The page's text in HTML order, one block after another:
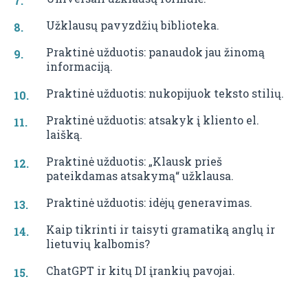
Užklausų pavyzdžių biblioteka.
Praktinė užduotis: panaudok jau žinomą
informaciją.
Praktinė užduotis: nukopijuok teksto stilių.
Praktinė užduotis: atsakyk į kliento el.
laišką.
Praktinė užduotis: „Klausk prieš
pateikdamas atsakymą“ užklausa.
Praktinė užduotis: idėjų generavimas.
Kaip tikrinti ir taisyti gramatiką anglų ir
lietuvių kalbomis?
ChatGPT ir kitų DI įrankių pavojai.